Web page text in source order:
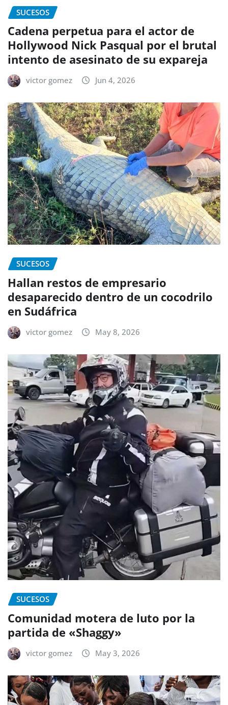
SUCESOS
Cadena perpetua para el actor de
Hollywood Nick Pasqual por el brutal
intento de asesinato de su expareja
victor gomez Jun 4, 2026
SUCESOS
Hallan restos de empresario
desaparecido dentro de un cocodrilo
en Sudáfrica
victor gomez May 8, 2026
SUCESOS
Comunidad motera de luto por la
partida de «Shaggy»
victor gomez May 3, 2026